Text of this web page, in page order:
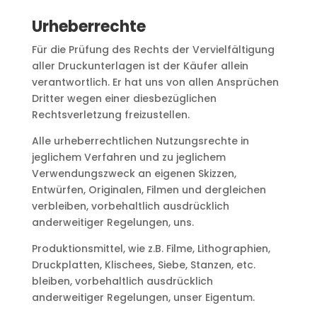
Urheberrechte
Für die Prüfung des Rechts der Vervielfältigung
aller Druckunterlagen ist der Käufer allein
verantwortlich. Er hat uns von allen Ansprüchen
Dritter wegen einer diesbezüglichen
Rechtsverletzung freizustellen.
Alle urheberrechtlichen Nutzungsrechte in
jeglichem Verfahren und zu jeglichem
Verwendungszweck an eigenen Skizzen,
Entwürfen, Originalen, Filmen und dergleichen
verbleiben, vorbehaltlich ausdrücklich
anderweitiger Regelungen, uns.
Produktionsmittel, wie z.B. Filme, Lithographien,
Druckplatten, Klischees, Siebe, Stanzen, etc.
bleiben, vorbehaltlich ausdrücklich
anderweitiger Regelungen, unser Eigentum.